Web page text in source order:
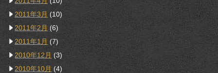
2011年3月 (10)
2011年2月 (6)
2011年1月 (7)
2010年12月 (3)
2010年10月 (4)